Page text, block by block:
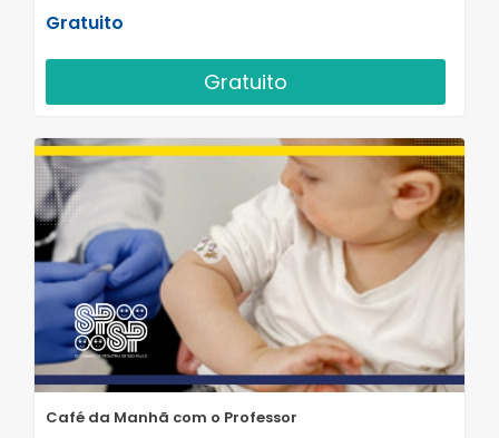
Gratuito
Gratuito
Café da Manhã com o Professor